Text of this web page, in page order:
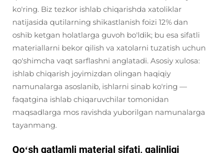
ko'ring. Biz tezkor ishlab chiqarishda xatoliklar
natijasida qutilarning shikastlanish foizi 12% dan
oshib ketgan holatlarga guvoh bo'ldik; bu esa sifatli
materiallarni bekor qilish va xatolarni tuzatish uchun
qo'shimcha vaqt sarflashni anglatadi. Asosiy xulosa:
ishlab chiqarish joyimizdan olingan haqiqiy
namunalarga asoslanib, ishlarni sinab ko'ring —
faqatgina ishlab chiqaruvchilar tomonidan
maqsadlarga mos ravishda yuborilgan namunalarga
tayanmang.
Qoʻsh qatlamli material sifati, qalinligi